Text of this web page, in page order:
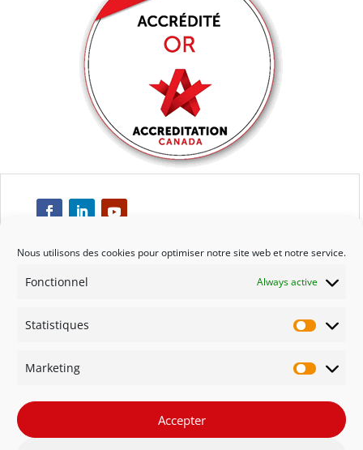
Nous utilisons des cookies pour optimiser notre site web et notre service.
Fonctionnel Always active
Statistiques
Marketing
Accepter
Respect
Engagement
Qualité